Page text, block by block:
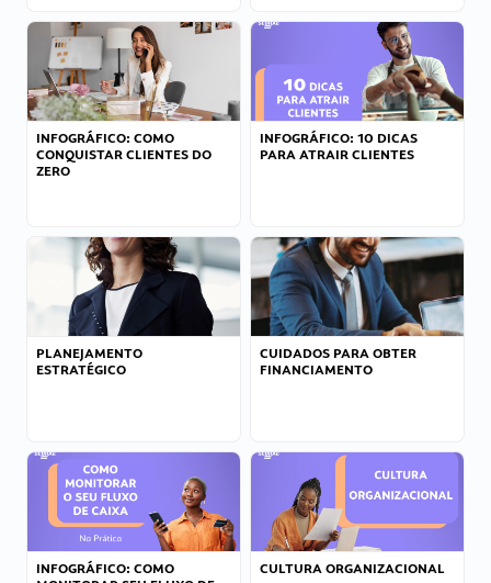
INFOGRÁFICO: COMO
CONQUISTAR CLIENTES DO
ZERO
INFOGRÁFICO: 10 DICAS
PARA ATRAIR CLIENTES
PLANEJAMENTO
ESTRATÉGICO
CUIDADOS PARA OBTER
FINANCIAMENTO
INFOGRÁFICO: COMO
CULTURA ORGANIZACIONAL